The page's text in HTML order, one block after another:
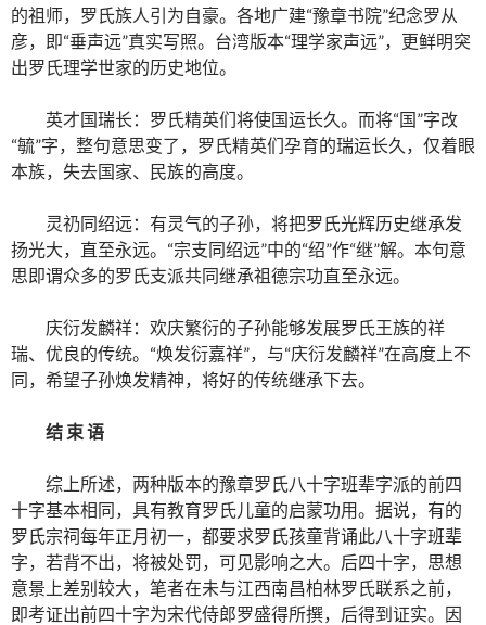
的祖师，罗氏族人引为自豪。各地广建“豫章书院”纪念罗从
彦，即“垂声远”真实写照。台湾版本“理学家声远”，更鲜明突
出罗氏理学世家的历史地位。
英才国瑞长：罗氏精英们将使国运长久。而将“国”字改
“毓”字，整句意思变了，罗氏精英们孕育的瑞运长久，仅着眼
本族，失去国家、民族的高度。
灵礽同绍远：有灵气的子孙，将把罗氏光辉历史继承发
扬光大，直至永远。“宗支同绍远”中的“绍”作“继”解。本句意
思即谓众多的罗氏支派共同继承祖德宗功直至永远。
庆衍发麟祥：欢庆繁衍的子孙能够发展罗氏王族的祥
瑞、优良的传统。“焕发衍嘉祥”，与“庆衍发麟祥”在高度上不
同，希望子孙焕发精神，将好的传统继承下去。
结 束 语
综上所述，两种版本的豫章罗氏八十字班辈字派的前四
十字基本相同，具有教育罗氏儿童的启蒙功用。据说，有的
罗氏宗祠每年正月初一，都要求罗氏孩童背诵此八十字班辈
字，若背不出，将被处罚，可见影响之大。后四十字，思想
意景上差别较大，笔者在未与江西南昌柏林罗氏联系之前，
即考证出前四十字为宋代侍郎罗盛得所撰，后得到证实。因